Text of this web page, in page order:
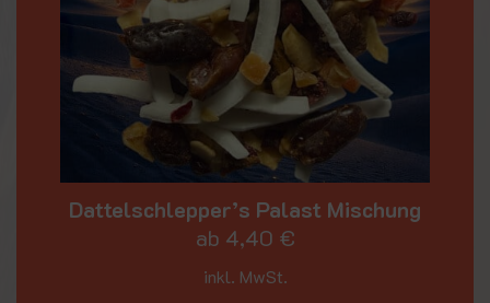
Dattelschlepper’s Palast Mischung
ab 4,40 €
inkl. MwSt.